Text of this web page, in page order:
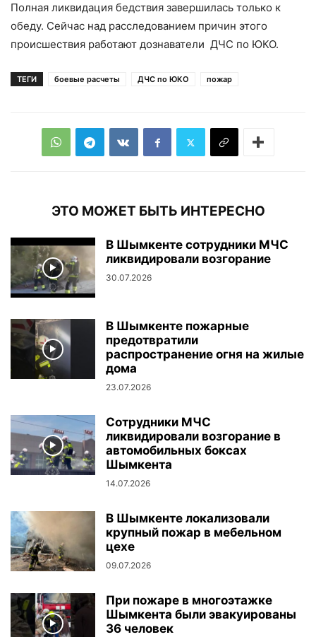
Полная ликвидация бедствия завершилась только к
обеду. Сейчас над расследованием причин этого
происшествия работают дознаватели ДЧС по ЮКО.
ТЕГИ боевые расчеты ДЧС по ЮКО пожар
ЭТО МОЖЕТ БЫТЬ ИНТЕРЕСНО
В Шымкенте сотрудники МЧС
ликвидировали возгорание
30.07.2026
В Шымкенте пожарные
предотвратили
распространение огня на жилые
дома
23.07.2026
Сотрудники МЧС
ликвидировали возгорание в
автомобильных боксах
Шымкента
14.07.2026
В Шымкенте локализовали
крупный пожар в мебельном
цехе
09.07.2026
При пожаре в многоэтажке
Шымкента были эвакуированы
36 человек